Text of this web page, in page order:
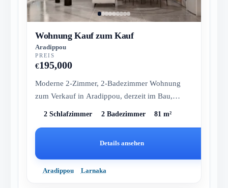
Wohnung Kauf zum Kauf
Aradippou
PREIS
€195,000
Moderne 2-Zimmer, 2-Badezimmer Wohnung
zum Verkauf in Aradippou, derzeit im Bau,
2 Schlafzimmer 2 Badezimmer 81 m²
Details ansehen
Aradippou Larnaka